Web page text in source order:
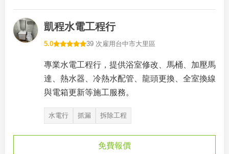
凱程水電工程行
5.0 39 次雇用 台中市大里區
專業水電工程行，提供浴室修改、馬桶、加壓馬
達、熱水器、冷熱水配管、龍頭更換、全室換線
與電箱更新等施工服務。
水電行 抓漏 拆除工程
免費報價